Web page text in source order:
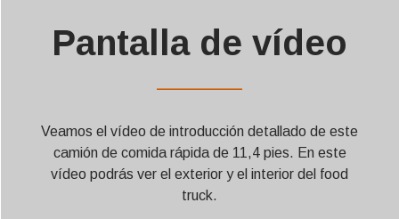
Pantalla de vídeo
——————
Veamos el vídeo de introducción detallado de este
camión de comida rápida de 11,4 pies. En este
vídeo podrás ver el exterior y el interior del food
truck.